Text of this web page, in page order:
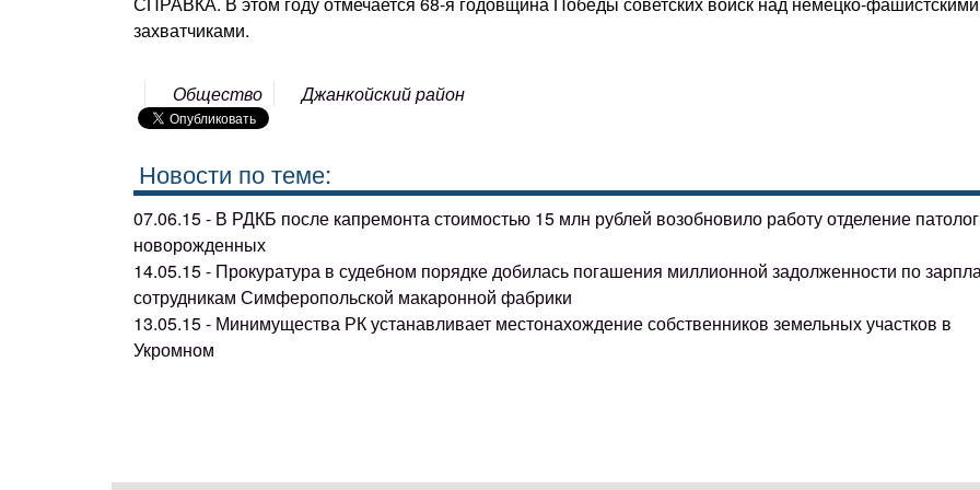
захватчиками.
Общество Джанкойский район
Новости по теме:
07.06.15 - В РДКБ после капремонта стоимостью 15 млн рублей возобновило работу отделение
новорожденных
14.05.15 - Прокуратура в судебном порядке добилась погашения миллионной задолженности по
сотрудникам Симферопольской макаронной фабрики
13.05.15 - Минимущества РК устанавливает местонахождение собственников земельных участков в
Укромном